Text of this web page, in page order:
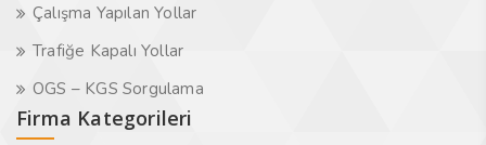
Çalışma Yapılan Yollar
Trafiğe Kapalı Yollar
OGS – KGS Sorgulama
Firma Kategorileri